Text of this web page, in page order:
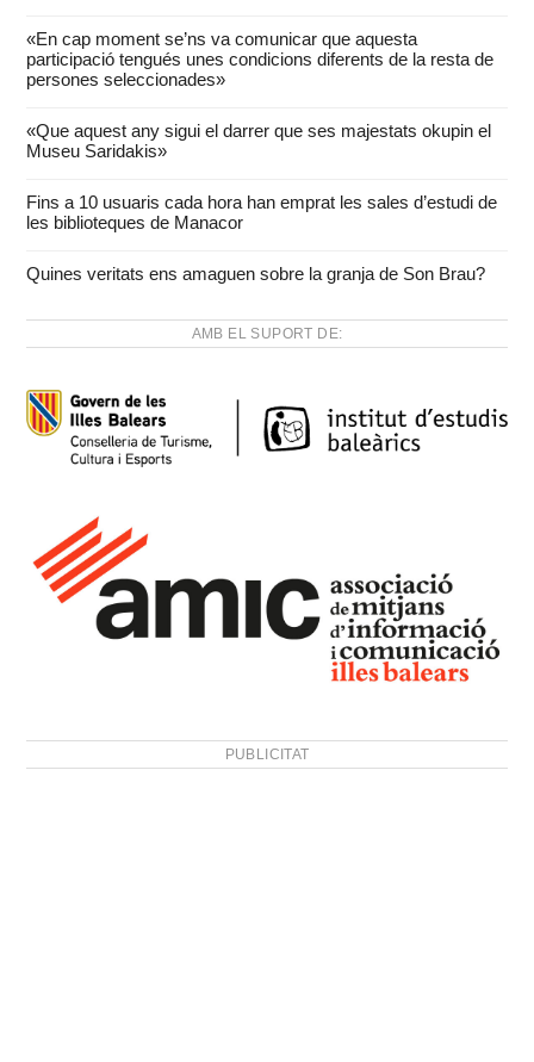
«En cap moment se’ns va comunicar que aquesta
participació tengués unes condicions diferents de la resta de
persones seleccionades»
«Que aquest any sigui el darrer que ses majestats okupin el
Museu Saridakis»
Fins a 10 usuaris cada hora han emprat les sales d’estudi de
les biblioteques de Manacor
Quines veritats ens amaguen sobre la granja de Son Brau?
AMB EL SUPORT DE:
PUBLICITAT